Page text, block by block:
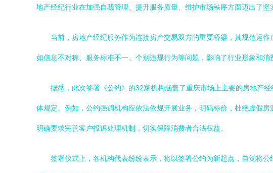
地产经纪行业在加强自我管理、提升服务质量、维护市场秩序方面迈出了
当前，房地产经纪服务作为连接房产交易双方的重要桥梁，其规范运
如信息不对称、服务标准不一、个别违规行为等问题，影响了行业形象和
据悉，此次签署《公约》的32家机构涵盖了重庆市场上主要的房地产
体规定。例如，公约强调机构应依法依规开展业务，明码标价，杜绝虚假
明确要求完善客户投诉处理机制，切实保障消费者合法权益。
签署仪式上，各机构代表纷纷表示，将以签署公约为新起点，自觉将